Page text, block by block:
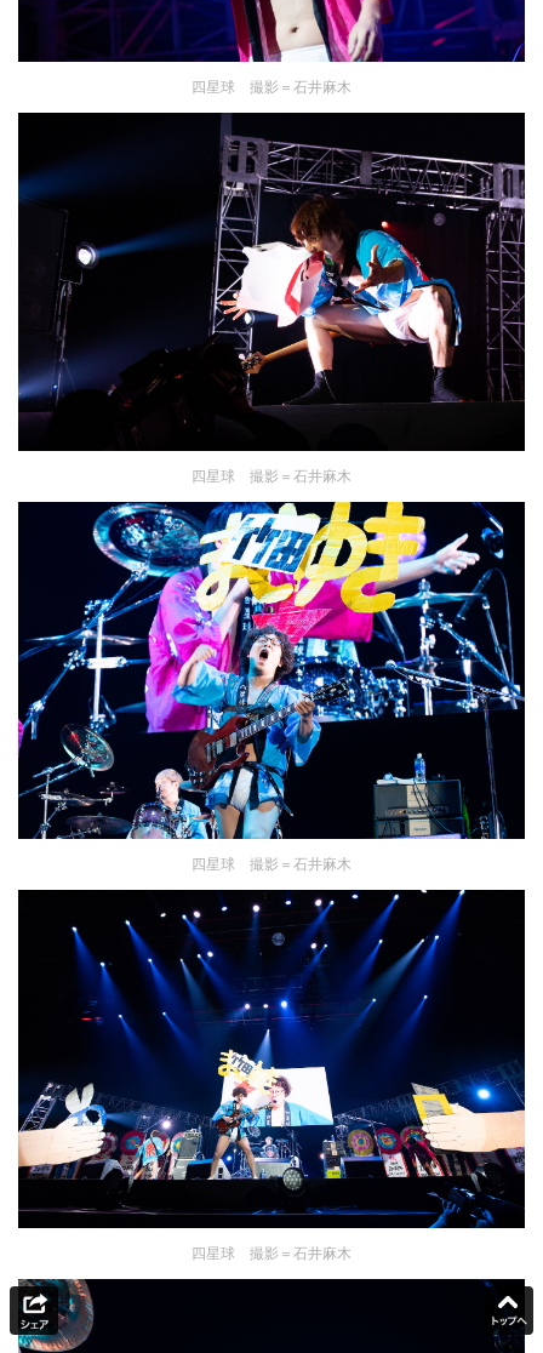
四星球 撮影＝石井麻木
四星球 撮影＝石井麻木
四星球 撮影＝石井麻木
四星球 撮影＝石井麻木